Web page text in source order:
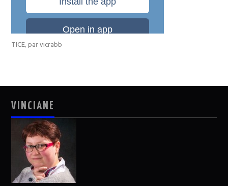
TICE, parvicrabb
VINCIANE